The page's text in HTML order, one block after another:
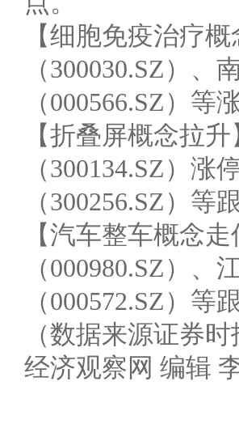
【细胞免疫治疗
（300030.SZ）
（000566.SZ）等
【折叠屏概念拉
（300134.SZ）
（300256.SZ）等
【汽车整车概念
（000980.SZ）
（000572.SZ）等
（数据来源证券
经济观察网 编辑